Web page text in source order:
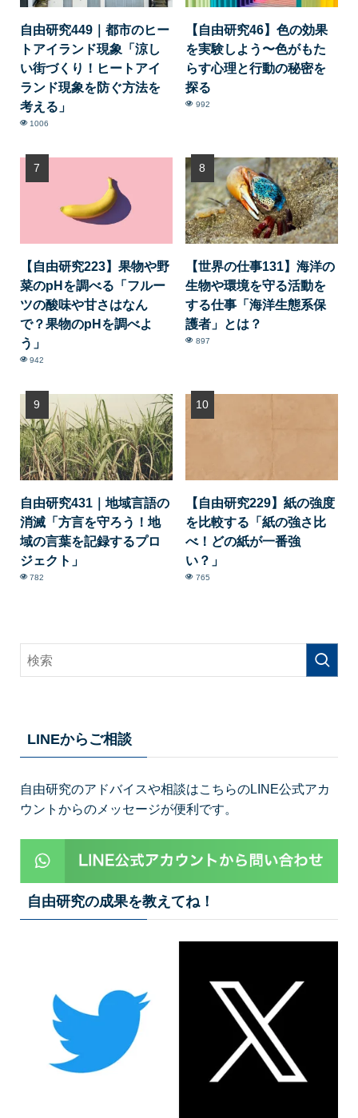
自由研究449｜都市のヒー
トアイランド現象「涼し
い街づくり！ヒートアイ
ランド現象を防ぐ方法を
考える」
1006
【自由研究46】色の効果
を実験しよう〜色がもた
らす心理と行動の秘密を
探る
992
【自由研究223】果物や野
菜のpHを調べる「フルー
ツの酸味や甘さはなん
で？果物のpHを調べよ
う」
942
【世界の仕事131】海洋の
生物や環境を守る活動を
する仕事「海洋生態系保
護者」とは？
897
自由研究431｜地域言語の
消滅「方言を守ろう！地
域の言葉を記録するプロ
ジェクト」
782
【自由研究229】紙の強度
を比較する「紙の強さ比
べ！どの紙が一番強
い？」
765
LINEからご相談
自由研究のアドバイスや相談はこちらのLINE公式アカ
ウントからのメッセージが便利です。
自由研究の成果を教えてね！